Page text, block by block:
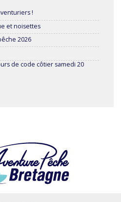
!
et noisettes
2026
de code côtier samedi 20